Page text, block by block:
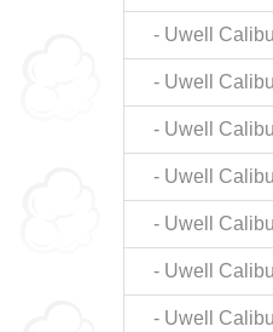
- Uwell
- Uwell
- Uwell
- Uwell
- Uwell
- Uwell
- Uwell